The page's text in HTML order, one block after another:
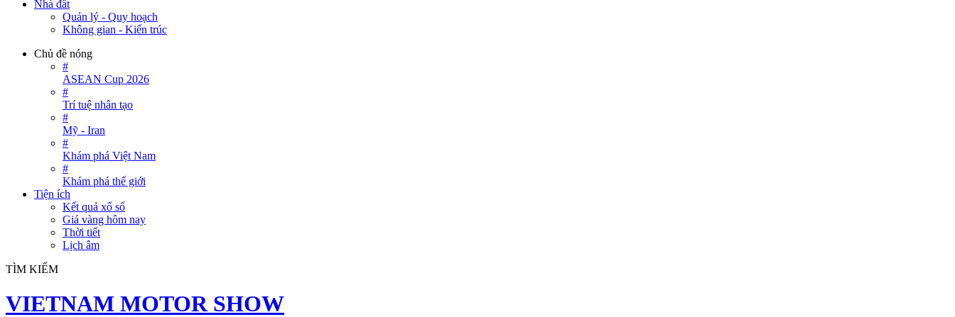
Nhà đất
Quản lý - Quy hoạch
Không gian - Kiến trúc
Chủ đề nóng
#
ASEAN Cup 2026
#
Trí tuệ nhân tạo
#
Mỹ - Iran
#
Khám phá Việt Nam
#
Khám phá thế giới
Tiện ích
Kết quả xổ số
Giá vàng hôm nay
Thời tiết
Lịch âm
TÌM KIẾM
VIETNAM MOTOR SHOW